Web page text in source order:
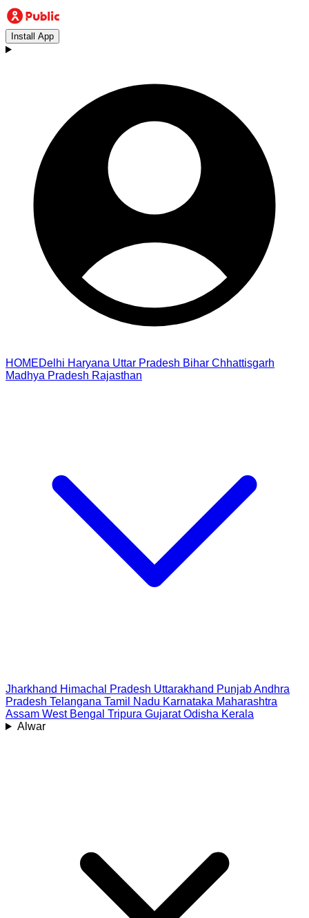
Install App
HOMEDelhi Haryana Uttar Pradesh Bihar Chhattisgarh
Madhya Pradesh Rajasthan
Jharkhand Himachal Pradesh Uttarakhand PunjabAndhra
Pradesh Telangana Tamil Nadu Karnataka Maharashtra
Assam West Bengal Tripura Gujarat Odisha Kerala
Alwar